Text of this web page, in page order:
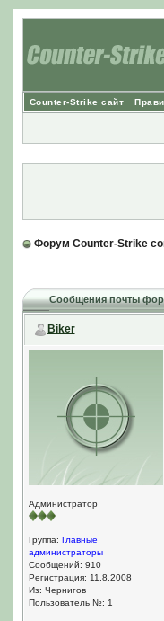
Counter-Strike сайт
Форум Counter-Strike
Сообщения почты
Biker
Администратор
Группа: Главные
администраторы
Сообщений: 910
Регистрация: 11.8.2008
Из: Чернигов
Пользователь №: 1